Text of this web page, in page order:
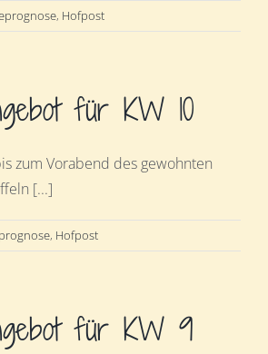
, Hofpost
für KW 10
zum Vorabend des gewohnten
[...]
, Hofpost
für KW 9